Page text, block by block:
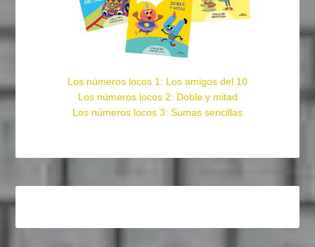
Los números locos 1: Los amigos del 10
Los números locos 2: Doble y mitad
Los números locos 3: Sumas sencillas